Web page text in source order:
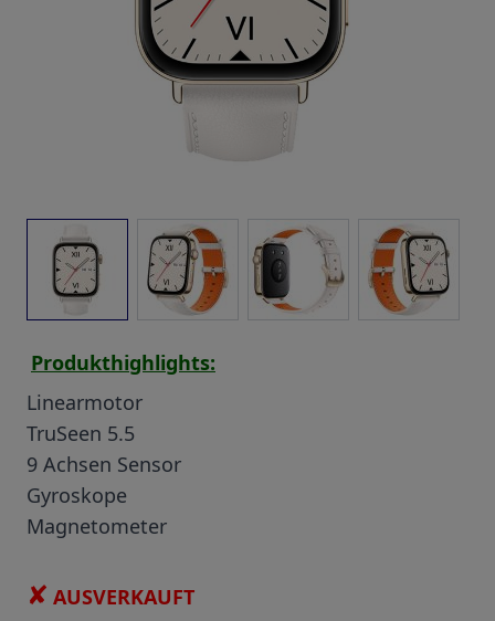
View larger imageView larger imageView larger image
View
Produkthighlights:
Linearmotor
TruSeen 5.5
9 Achsen Sensor
Gyroskope
Magnetometer
✘ AUSVERKAUFT